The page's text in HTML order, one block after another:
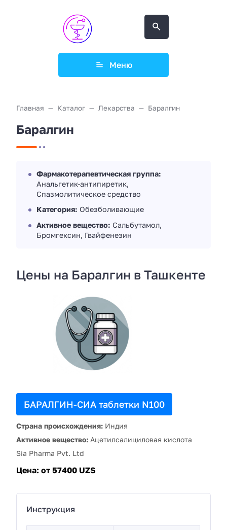
Меню
Главная Каталог Лекарства Баралгин
Баралгин
Фармакотерапевтическая группа:
Анальгетик-антипиретик,
Спазмолитическое средство
Категория: Обезболивающие
Активное вещество: Сальбутамол,
Бромгексин, Гвайфенезин
Цены на Баралгин в Ташкенте
БАРАЛГИН-СИА таблетки N100
Страна происхождения: Индия
Активное вещество: Ацетилсалициловая кислота
Sia Pharma Pvt. Ltd
Цена: от 57400 UZS
Инструкция